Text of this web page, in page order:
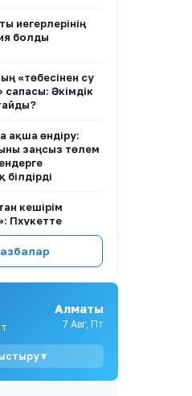
иегерлерінің
болды
«төбесінен су
сапасы: Әкімдік
ақша өндіру:
заңсыз төлем
кешірім
Пхукетте
жасады
мектепте атыс
қаза тапты
Алматы
7 Авг, Пт
▾